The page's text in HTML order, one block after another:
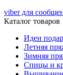
viber для
Каталог товаров
Идеи
Летняя
Зимняя
Спицы и